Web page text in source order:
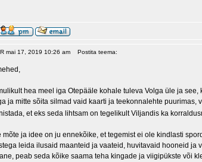
mai 17, 2019 10:26 am Postita teema:
hea meel iga Otepääle kohale tuleva Volga üle ja
ja mitte sõita silmad vaid kaarti ja teekonnalehte
et eks seda lihtsam on tegelikult Viljandis ka
mõte ja idee on ju ennekõike, et tegemist ei ole kindlasti
leida ilusaid maanteid ja vaateid, huvitavaid hooneid
peab seda kõike saama teha kingade ja viigipükste või